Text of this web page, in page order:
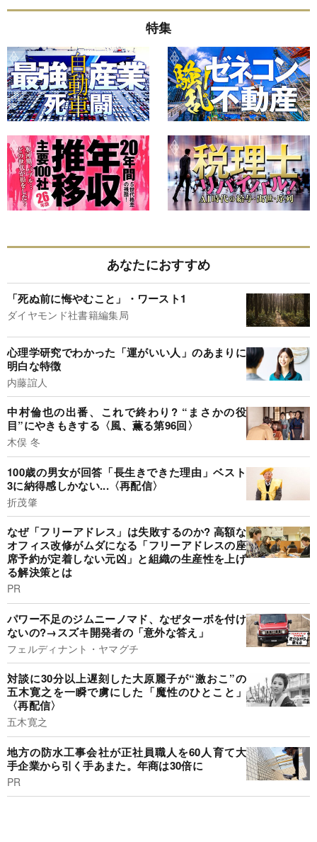
特集
あなたにおすすめ
「死ぬ前に悔やむこと」・ワースト1
ダイヤモンド社書籍編集局
心理学研究でわかった「運がいい人」のあまりに
明白な特徴
内藤誼人
中村倫也の出番、これで終わり? “まさかの役
目”にやきもきする〈風、薫る第96回〉
木俣 冬
100歳の男女が回答「長生きできた理由」ベスト
3に納得感しかない...〈再配信〉
折茂肇
なぜ「フリーアドレス」は失敗するのか? 高額な
オフィス改修がムダになる「フリーアドレスの座
席予約が定着しない元凶」と組織の生産性を上げ
る解決策とは
PR
パワー不足のジムニーノマド、なぜターボを付け
ないの?→スズキ開発者の「意外な答え」
フェルディナント・ヤマグチ
対談に30分以上遅刻した大原麗子が“激おこ”の
五木寛之を一瞬で虜にした「魔性のひとこと」
〈再配信〉
五木寛之
地方の防水工事会社が正社員職人を60人育て大
手企業から引く手あまた。年商は30倍に
PR